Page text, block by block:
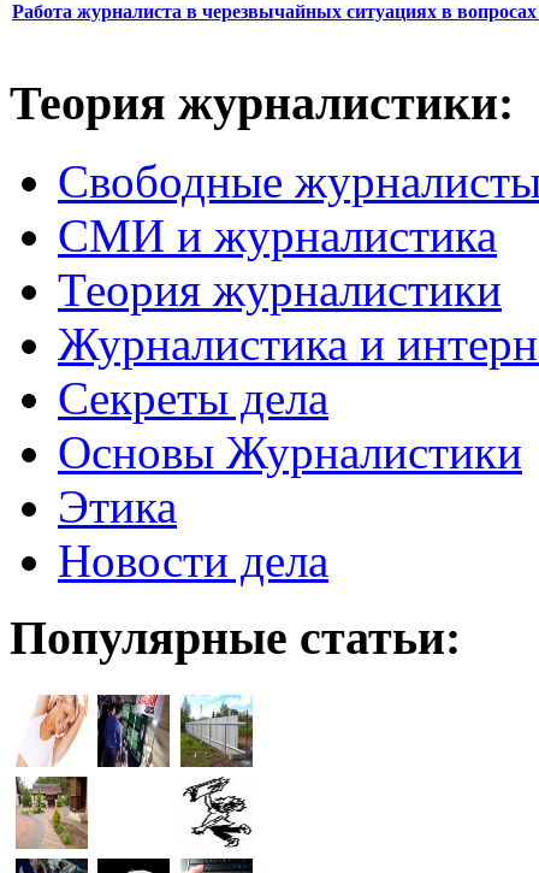
Работа журналиста в черезвычайных ситуациях в вопросах
Теория журналистики:
Свободные
СМИ и журналистика
Теория журналистики
Журналистика и
Секреты дела
Основы Журналистики
Этика
Новости дела
Популярные статьи: